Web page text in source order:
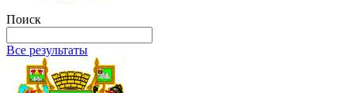
Поиск
Все результаты